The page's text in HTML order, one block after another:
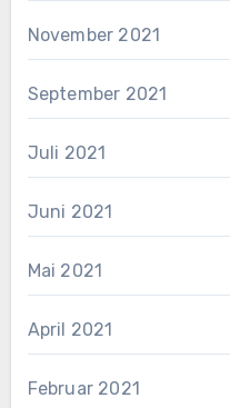
November 2021
September 2021
Juli 2021
Juni 2021
Mai 2021
April 2021
Februar 2021